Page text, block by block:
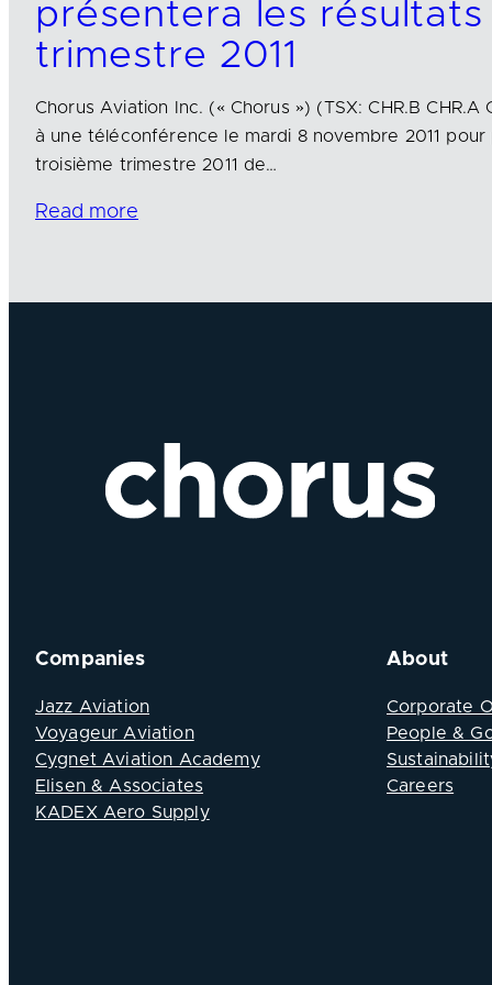
présentera les
trimestre 2011
Chorus Aviation Inc. (« Chorus ») (TSX: CHR.B CHR.A
à une téléconférence le mardi 8 novembre 2011
troisième trimestre 2011 de…
Read more
Companies
Jazz Aviation
Voyageur Aviation
Cygnet Aviation Academy
Elisen & Associates
KADEX Aero Supply
About
Corporate
People &
Careers